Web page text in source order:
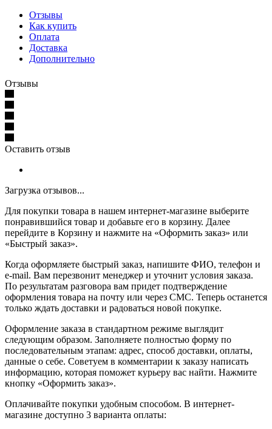
Отзывы
Как купить
Оплата
Доставка
Дополнительно
Отзывы
Оставить отзыв
Загрузка отзывов...
Для покупки товара в нашем интернет-магазине выберите
понравившийся товар и добавьте его в корзину. Далее
перейдите в Корзину и нажмите на «Оформить заказ» или
«Быстрый заказ».
Когда оформляете быстрый заказ, напишите ФИО, телефон и
e-mail. Вам перезвонит менеджер и уточнит условия заказа.
По результатам разговора вам придет подтверждение
оформления товара на почту или через СМС. Теперь останется
только ждать доставки и радоваться новой покупке.
Оформление заказа в стандартном режиме выглядит
следующим образом. Заполняете полностью форму по
последовательным этапам: адрес, способ доставки, оплаты,
данные о себе. Советуем в комментарии к заказу написать
информацию, которая поможет курьеру вас найти. Нажмите
кнопку «Оформить заказ».
Оплачивайте покупки удобным способом. В интернет-
магазине доступно 3 варианта оплаты: